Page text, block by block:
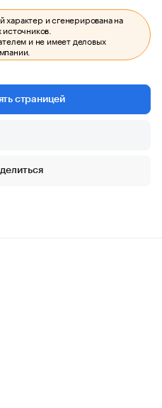
и сгенерирована на
и не имеет деловых
страницей